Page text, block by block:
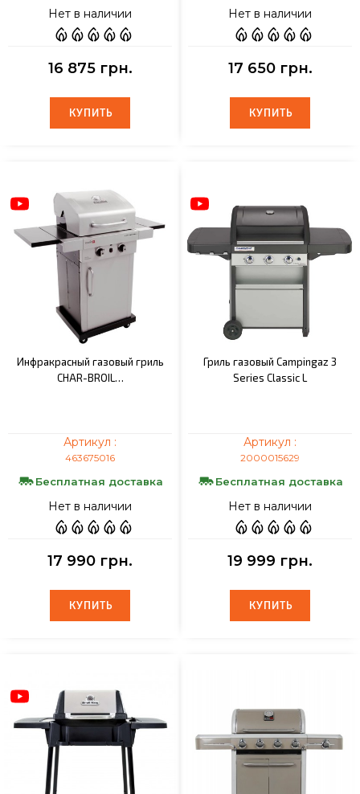
Нет в наличии
16 875 грн.
КУПИТЬ
КУПИТЬ
Нет в наличии
17 650 грн.
КУПИТЬ
КУПИТЬ
Инфракрасный газовый гриль
CHAR-BROIL…
Артикул :
463675016
Бесплатная доставка
Нет в наличии
17 990 грн.
КУПИТЬ
КУПИТЬ
Гриль газовый Campingaz 3
Series Classic L
Артикул :
2000015629
Бесплатная доставка
Нет в наличии
19 999 грн.
КУПИТЬ
КУПИТЬ